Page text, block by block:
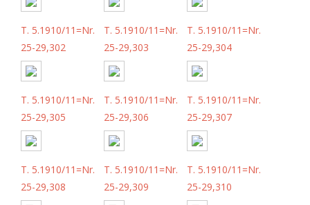
T. 5.1910/11=Nr.
25-29,302
T. 5.1910/11=Nr.
25-29,303
T. 5.1910/11=Nr.
25-29,304
T. 5.1910/11=Nr.
25-29,305
T. 5.1910/11=Nr.
25-29,306
T. 5.1910/11=Nr.
25-29,307
T. 5.1910/11=Nr.
25-29,308
T. 5.1910/11=Nr.
25-29,309
T. 5.1910/11=Nr.
25-29,310